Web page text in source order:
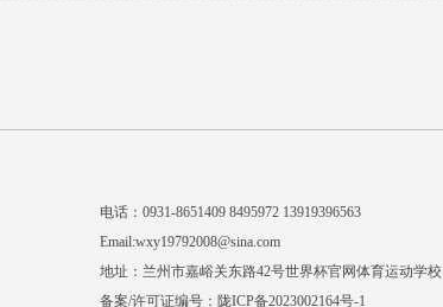
电话：0931-8651409 8495972 13919396563
Email:wxy19792008@sina.com
地址：兰州市嘉峪关东路42号世界杯官网体育运动学校
备案/许可证编号： 陇ICP备2023002164号-1